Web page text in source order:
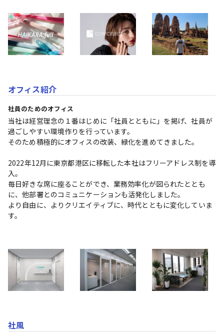
オフィス紹介
社員のためのオフィス
当社は経営理念の１番はじめに「社員とともに」を掲げ、社員が
過ごしやすい環境作りを行っています。
そのため積極的にオフィスの改装、緑化を進めてきました。
2022年12月に東京都港区に移転した本社はフリーアドレス制を導
入。
毎日好きな席に座ることができ、業務効率化が図られたととも
に、他部署とのコミュニケーションも活発化しました。
より自由に、よりクリエイティブに、時代とともに変化していま
す。
社風